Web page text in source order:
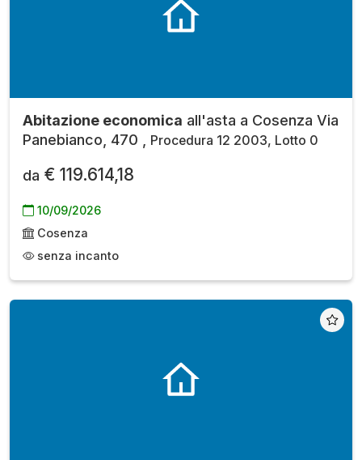
Abitazione economica all'asta a Cosenza Via
Panebianco, 470 ,
Procedura 12 2003, Lotto 0
da € 119.614,18
10/09/2026
Cosenza
senza incanto